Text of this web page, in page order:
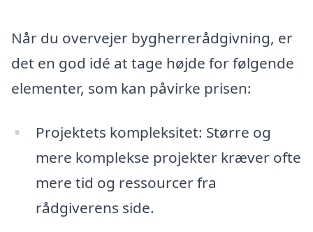
Når du overvejer bygherrerådgivning, er
det en god idé at tage højde for følgende
elementer, som kan påvirke prisen:
Projektets kompleksitet: Større og
mere komplekse projekter kræver ofte
mere tid og ressourcer fra
rådgiverens side.